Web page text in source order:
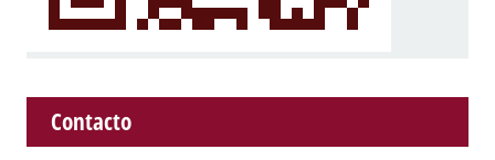
Contacto